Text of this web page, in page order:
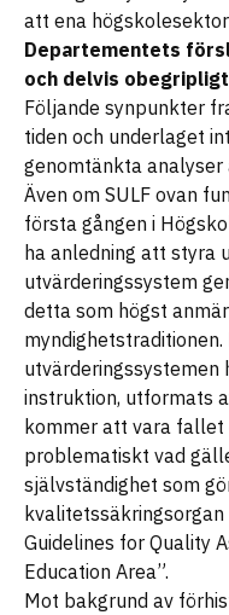
att ena
Departementets
och delvis obegripligt
Följande synpunkter
tiden och underlaget
genomtänkta
Även om SULF ovan
första gången i
ha anledning att styra
utvärderingssystem
detta som högst
utvärderingssystemen
instruktion, utformats
kommer att vara fallet
problematiskt vad
självständighet som
Guidelines for Quality
Education Area”.
Mot bakgrund av